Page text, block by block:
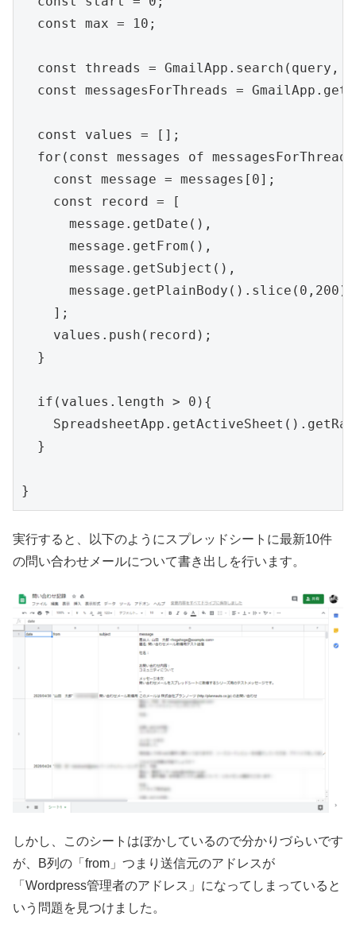
  const max = 10;
const threads = GmailApp.search(query,
const messagesForThreads =
  const values = [];
for(const messages of
    const message = messages[0];
    const record = [
      message.getDate(),
      message.getFrom(),
      message.getSubject(),
      message.getPlainBody().slice(0,200)
    ];
    values.push(record);
  }
  if(values.length > 0){
  }
実行すると、以下のようにスプレッドシートに最新10件
の問い合わせメールについて書き出しを行います。
しかし、このシートはぼかしているので分かりづらいです
が、B列の「from」つまり送信元のアドレスが
「Wordpress管理者のアドレス」になってしまっていると
いう問題を見つけました。